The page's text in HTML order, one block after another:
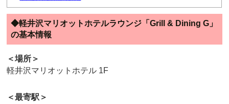
◆軽井沢マリオットホテルラウンジ「Grill & Dining G」
の基本情報
＜場所＞
軽井沢マリオットホテル 1F
＜最寄駅＞